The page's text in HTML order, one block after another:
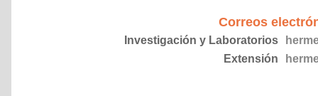
Correos
Investigación y Laboratorios
Extensión